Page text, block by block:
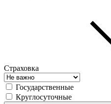
Страховка
Государственные
Круглосуточные